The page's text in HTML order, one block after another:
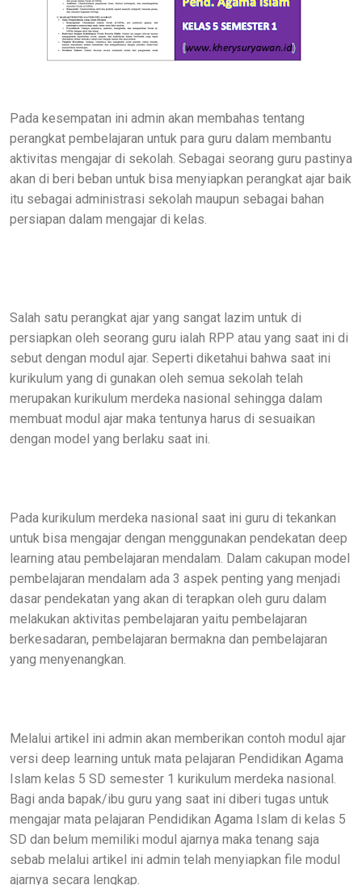
Pada kesempatan ini admin akan membahas tentang
perangkat pembelajaran untuk para guru dalam membantu
aktivitas mengajar di sekolah. Sebagai seorang guru pastinya
akan di beri beban untuk bisa menyiapkan perangkat ajar baik
itu sebagai administrasi sekolah maupun sebagai bahan
persiapan dalam mengajar di kelas.
Salah satu perangkat ajar yang sangat lazim untuk di
persiapkan oleh seorang guru ialah RPP atau yang saat ini di
sebut dengan modul ajar. Seperti diketahui bahwa saat ini
kurikulum yang di gunakan oleh semua sekolah telah
merupakan kurikulum merdeka nasional sehingga dalam
membuat modul ajar maka tentunya harus di sesuaikan
dengan model yang berlaku saat ini.
Pada kurikulum merdeka nasional saat ini guru di tekankan
untuk bisa mengajar dengan menggunakan pendekatan deep
learning atau pembelajaran mendalam. Dalam cakupan model
pembelajaran mendalam ada 3 aspek penting yang menjadi
dasar pendekatan yang akan di terapkan oleh guru dalam
melakukan aktivitas pembelajaran yaitu pembelajaran
berkesadaran, pembelajaran bermakna dan pembelajaran
yang menyenangkan.
Melalui artikel ini admin akan memberikan contoh modul ajar
versi deep learning untuk mata pelajaran Pendidikan Agama
Islam kelas 5 SD semester 1 kurikulum merdeka nasional.
Bagi anda bapak/ibu guru yang saat ini diberi tugas untuk
mengajar mata pelajaran Pendidikan Agama Islam di kelas 5
SD dan belum memiliki modul ajarnya maka tenang saja
sebab melalui artikel ini admin telah menyiapkan file modul
ajarnya secara lengkap.